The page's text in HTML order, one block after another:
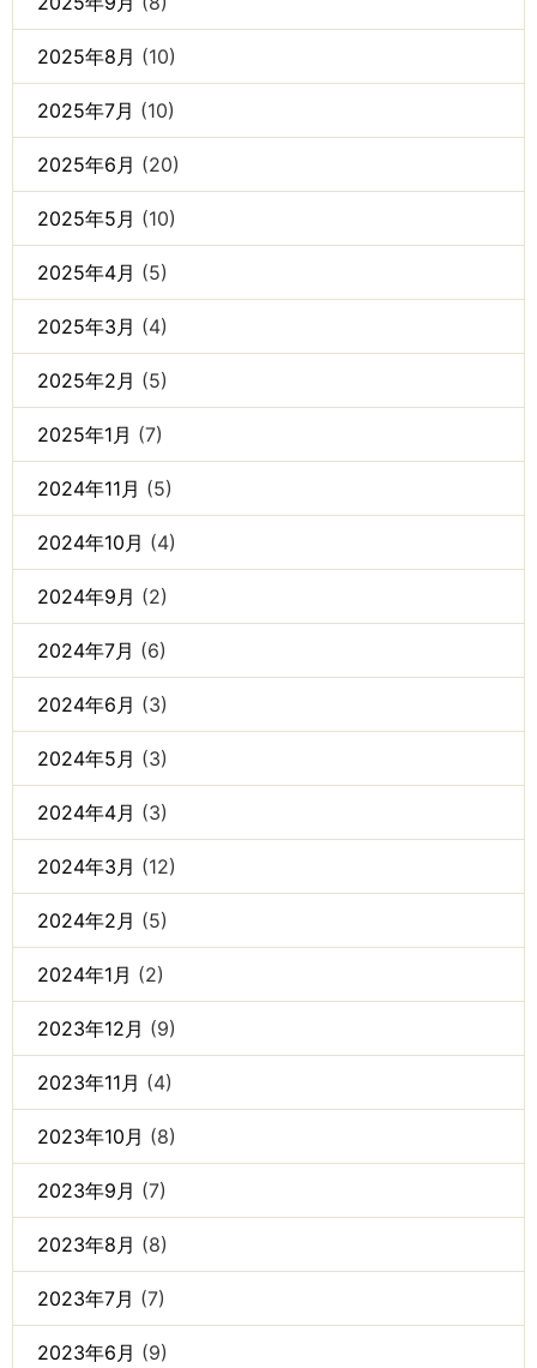
2025年8月 (10)
2025年7月 (10)
2025年6月 (20)
2025年5月 (10)
2025年4月 (5)
2025年3月 (4)
2025年2月 (5)
2025年1月 (7)
2024年11月 (5)
2024年10月 (4)
2024年9月 (2)
2024年7月 (6)
2024年6月 (3)
2024年5月 (3)
2024年4月 (3)
2024年3月 (12)
2024年2月 (5)
2024年1月 (2)
2023年12月 (9)
2023年11月 (4)
2023年10月 (8)
2023年9月 (7)
2023年8月 (8)
2023年7月 (7)
2023年6月 (9)